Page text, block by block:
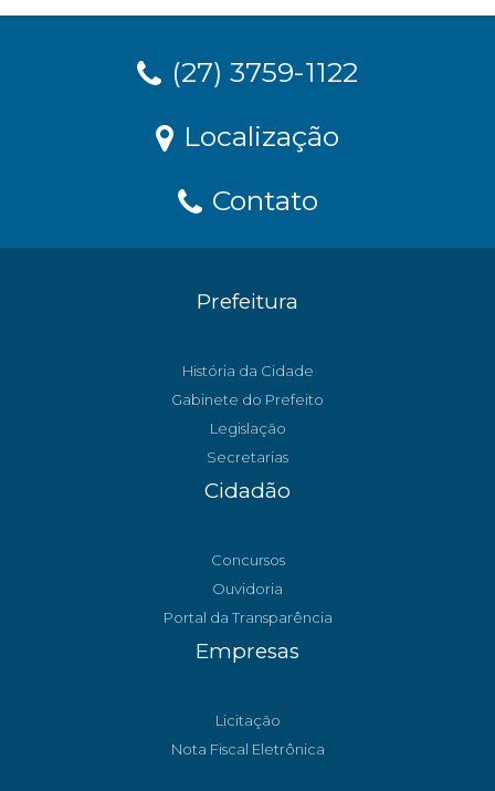
(27) 3759-1122
Localização
Contato
Prefeitura
História da Cidade
Gabinete do Prefeito
Legislação
Secretarias
Cidadão
Concursos
Ouvidoria
Portal da Transparência
Empresas
Licitação
Nota Fiscal Eletrônica